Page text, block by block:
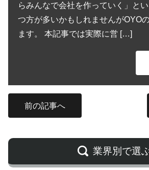
らみんなで会社を作っていく」と
つ方が多いかもしれませんがOYO
ます。 本記事では実際に営 […]
前の記事へ
業界別で選